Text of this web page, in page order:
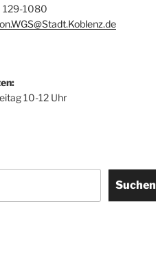
129-1080
10-12 Uhr
Suchen